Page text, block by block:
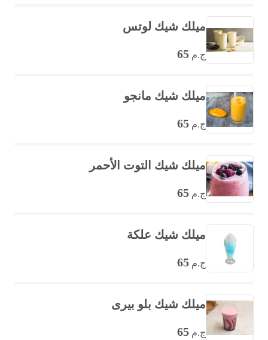
ميلك شيك لوتس
ج.م 65
ميلك شيك مانجو
ج.م 65
ميلك شيك التوت الأحمر
ج.م 65
ميلك شيك علكة
ج.م 65
ميلك شيك بلو بيرى
ج.م 65